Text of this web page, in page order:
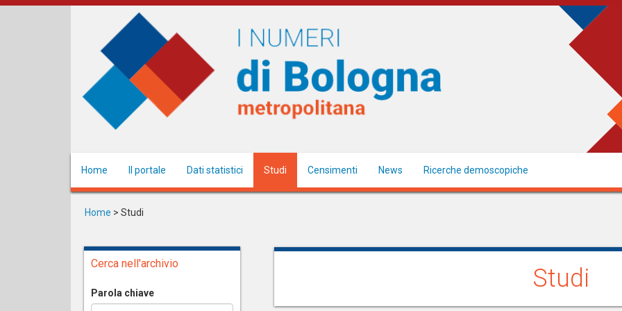
Salta
Home Il portale Dati statistici Studi Censimenti News Ricerche demoscopiche
Home > Studi
Cerca nell'archivio
Parola chiave Studi